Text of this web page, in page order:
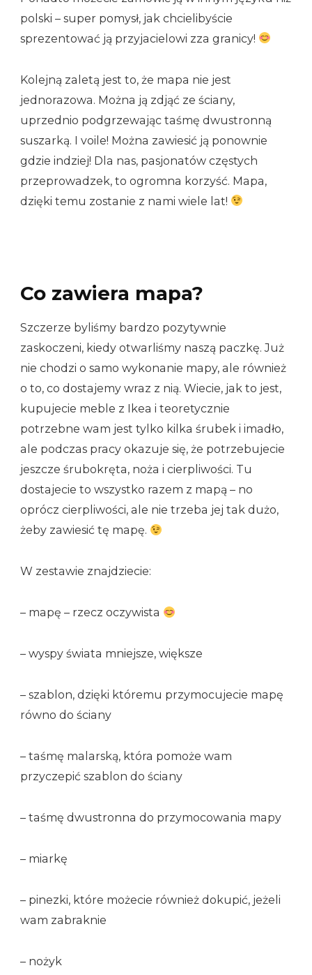
polski – super pomysł, jak chcielibyście
sprezentować ją przyjacielowi zza granicy!
Kolejną zaletą jest to, że mapa nie jest
jednorazowa. Można ją zdjąć ze ściany,
uprzednio podgrzewając taśmę dwustronną
suszarką. I voile! Można zawiesić ją ponownie
gdzie indziej! Dla nas, pasjonatów częstych
przeprowadzek, to ogromna korzyść. Mapa,
dzięki temu zostanie z nami wiele lat!
Co zawiera mapa?
Szczerze byliśmy bardzo pozytywnie
zaskoczeni, kiedy otwarliśmy naszą paczkę. Już
nie chodzi o samo wykonanie mapy, ale również
o to, co dostajemy wraz z nią. Wiecie, jak to jest,
kupujecie meble z Ikea i teoretycznie
potrzebne wam jest tylko kilka śrubek i imadło,
ale podczas pracy okazuje się, że potrzebujecie
jeszcze śrubokręta, noża i cierpliwości. Tu
dostajecie to wszystko razem z mapą – no
oprócz cierpliwości, ale nie trzeba jej tak dużo,
żeby zawiesić tę mapę.
W zestawie znajdziecie:
– mapę – rzecz oczywista
– wyspy świata mniejsze, większe
– szablon, dzięki któremu przymocujecie mapę
równo do ściany
– taśmę malarską, która pomoże wam
przyczepić szablon do ściany
– taśmę dwustronna do przymocowania mapy
– miarkę
– pinezki, które możecie również dokupić, jeżeli
wam zabraknie
– nożyk